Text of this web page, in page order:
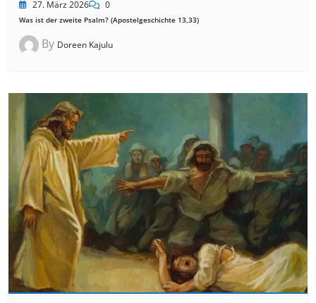
27. März 2026 0
Was ist der zweite Psalm? (Apostelgeschichte 13,33)
By Doreen Kajulu